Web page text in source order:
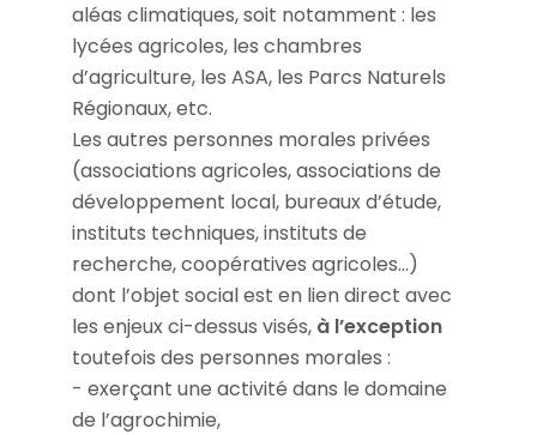
aléas climatiques, soit notamment : les
lycées agricoles, les chambres
d’agriculture, les ASA, les Parcs Naturels
Régionaux, etc.
Les autres personnes morales privées
(associations agricoles, associations de
développement local, bureaux d’étude,
instituts techniques, instituts de
recherche, coopératives agricoles…)
dont l’objet social est en lien direct avec
les enjeux ci-dessus visés, à l’exception
toutefois des personnes morales :
- exerçant une activité dans le domaine
de l’agrochimie,